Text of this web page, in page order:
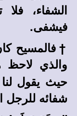
الشفاء،
فيشفى.
†فالمسيح
والذي لاحظ
حيث يقول
شفائه للرجل